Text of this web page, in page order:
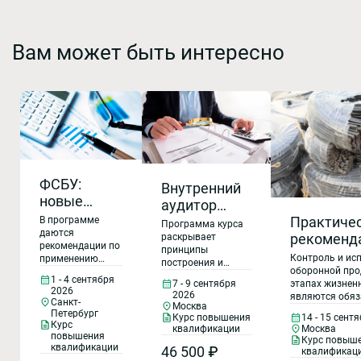
Вам может быть интересно
ФСБУ:
новые
правила
учета и
практика
применения
в 2026 году
В программе
даются
рекомендации по
применению
стандартов,
рассматривается
практика и
ошибки в
применении
ранее введенных
1 - 4 сентября
2026
Санкт-
Петербург
Курс
повышения
квалификации
Внутренний
аудитор
СМК (ГОСТ Р
ИСО 9001-
2015/Проект
ГОСТ Р ИСО
9001-2026,
ГОСТ РВ
0015-002-
Организация
Программа курса
раскрывает
принципы
построения и
системы
менеджмента
качества, состав
требований
ИСО 9001 – 2015 и
7 - 9 сентября
2026
Москва
Курс повышения
квалификации
46 500 ₽
Контроль и
оборонной
этапах
являются
выполнении
оборонного
обеспечивают
14 - 15
Москва
Курс